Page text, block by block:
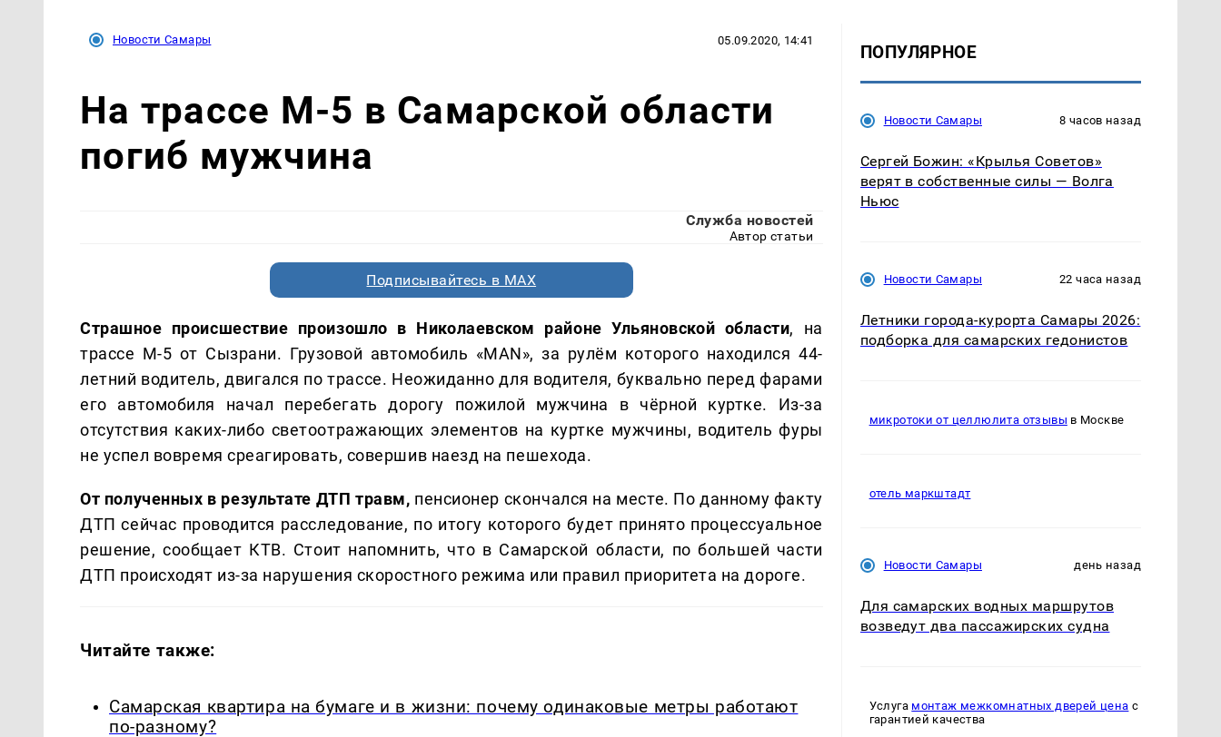
Новости Самары 05.09.2020, 14:41
На трассе М-5 в Самарской области
погиб мужчина
Служба новостей
Автор статьи
Подписывайтесь в MAX
Страшное происшествие произошло в Николаевском районе Ульяновской области, на
трассе М-5 от Сызрани. Грузовой автомобиль «MAN», за рулём которого находился 44-
летний водитель, двигался по трассе. Неожиданно для водителя, буквально перед фарами
его автомобиля начал перебегать дорогу пожилой мужчина в чёрной куртке. Из-за
отсутствия каких-либо светоотражающих элементов на куртке мужчины, водитель фуры
не успел вовремя среагировать, совершив наезд на пешехода.
От полученных в результате ДТП травм, пенсионер скончался на месте. По данному факту
ДТП сейчас проводится расследование, по итогу которого будет принято процессуальное
решение, сообщает КТВ. Стоит напомнить, что в Самарской области, по большей части
ДТП происходят из-за нарушения скоростного режима или правил приоритета на дороге.
Читайте также:
Самарская квартира на бумаге и в жизни: почему одинаковые метры работают
по-разному?
ПОПУЛЯРНОЕ
Новости Самары 8 часов назад
Сергей Божин: «Крылья Советов»
верят в собственные силы — Волга
Ньюс
Новости Самары 22 часа назад
Летники города-курорта Самары 2026:
подборка для самарских гедонистов
микротоки от целлюлита отзывы в Москве
отель маркштадт
Новости Самары день назад
Для самарских водных маршрутов
возведут два пассажирских судна
Услуга монтаж межкомнатных дверей цена с
гарантией качества